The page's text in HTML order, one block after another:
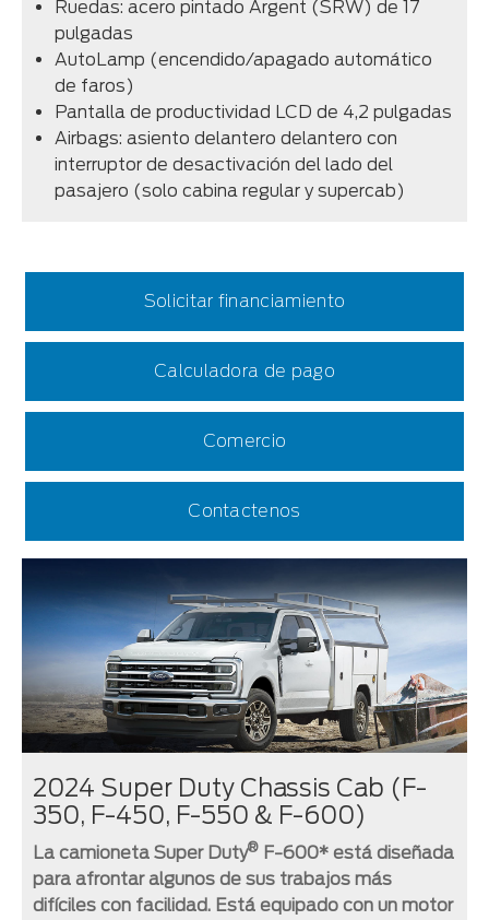
Ruedas: acero pintado Argent (SRW) de 17
pulgadas
AutoLamp (encendido/apagado automático
de faros)
Pantalla de productividad LCD de 4,2 pulgadas
Airbags: asiento delantero delantero con
interruptor de desactivación del lado del
pasajero (solo cabina regular y supercab)
Solicitar financiamiento
Calculadora de pago
Comercio
Contactenos
2024 Super Duty Chassis Cab (F-
350, F-450, F-550 & F-600)
La camioneta Super Duty® F-600* está diseñada
para afrontar algunos de sus trabajos más
difíciles con facilidad. Está equipado con un motor